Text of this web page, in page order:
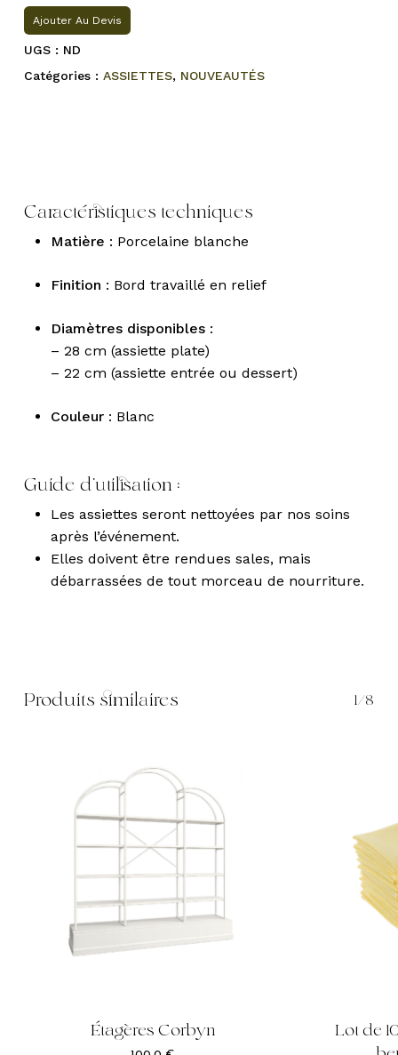
Ajouter Au Devis
UGS : ND
Catégories : ASSIETTES, NOUVEAUTÉS
Caractéristiques techniques
Matière : Porcelaine blanche
Finition : Bord travaillé en relief
Diamètres disponibles:
– 28 cm (assiette plate)
– 22 cm (assiette entrée ou dessert)
Couleur: Blanc
Guide d’utilisation :
Les assiettes seront nettoyées par nos soins
après l’événement.
Elles doivent être rendues sales, mais
débarrassées de tout morceau de nourriture.
Produits similaires 1/8
Étagères Corbyn
Lot de